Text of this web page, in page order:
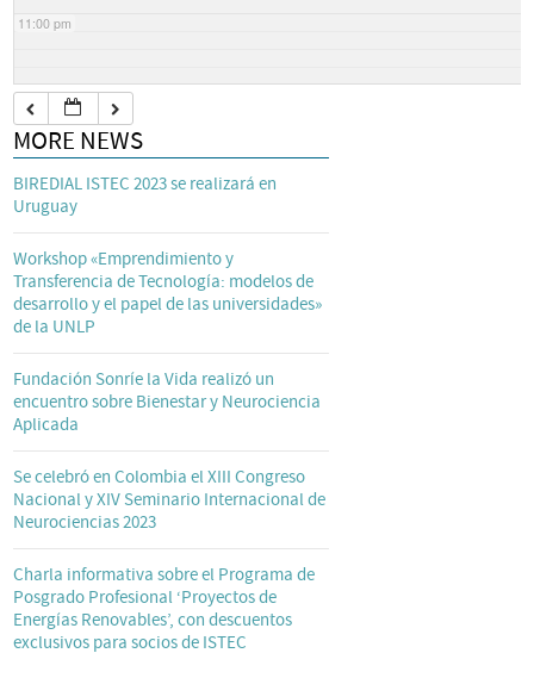
11:00 pm
MORE NEWS
BIREDIAL ISTEC 2023 se realizará en
Uruguay
Workshop «Emprendimiento y
Transferencia de Tecnología: modelos de
desarrollo y el papel de las universidades»
de la UNLP
Fundación Sonríe la Vida realizó un
encuentro sobre Bienestar y Neurociencia
Aplicada
Se celebró en Colombia el XIII Congreso
Nacional y XIV Seminario Internacional de
Neurociencias 2023
Charla informativa sobre el Programa de
Posgrado Profesional ‘Proyectos de
Energías Renovables’, con descuentos
exclusivos para socios de ISTEC